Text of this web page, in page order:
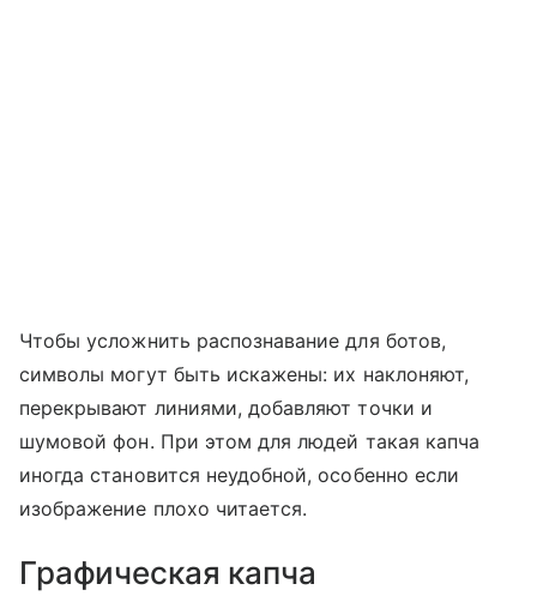
Чтобы усложнить распознавание для ботов,
символы могут быть искажены: их наклоняют,
перекрывают линиями, добавляют точки и
шумовой фон. При этом для людей такая капча
иногда становится неудобной, особенно если
изображение плохо читается.
Графическая капча